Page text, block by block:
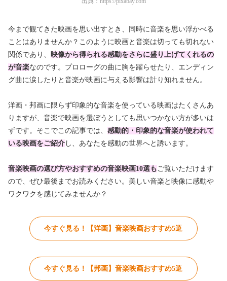
今まで観てきた映画を思い出すとき、同時に音楽を思い浮かべる
ことはありませんか？このように映画と音楽は切っても切れない
関係であり、 映像から得られる感動をさらに盛り上げてくれるの
が音楽なのです。プロローグの曲に胸を躍らせたり、エンディン
グ曲に涙したりと音楽が映画に与える影響は計り知れません。
洋画・邦画に限らず印象的な音楽を使っている映画はたくさんあ
りますが、音楽で映画を選ぼうとしても思いつかない方が多いは
ずです。そこでこの記事では、 感動的・印象的な音楽が使われて
いる映画をご紹介 し、あなたを感動の世界へと誘います。
音楽映画の選び方やおすすめの音楽映画10選もご覧いただけます
ので、ぜひ最後までお読みください。美しい音楽と映像に感動や
ワクワクを感じてみませんか？
今すぐ見る！【洋画】音楽映画おすすめ5選
今すぐ見る！【邦画】音楽映画おすすめ5選